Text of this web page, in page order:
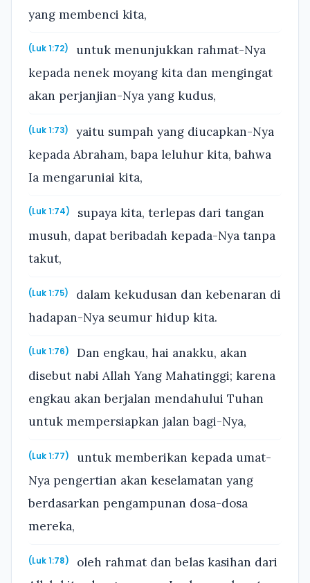
yang membenci kita,
(Luk 1:72)
untuk menunjukkan rahmat-Nya
kepada nenek moyang kita dan mengingat
akan perjanjian-Nya yang kudus,
(Luk 1:73)
yaitu sumpah yang diucapkan-Nya
kepada Abraham, bapa leluhur kita, bahwa
Ia mengaruniai kita,
(Luk 1:74)
supaya kita, terlepas dari tangan
musuh, dapat beribadah kepada-Nya tanpa
takut,
(Luk 1:75)
dalam kekudusan dan kebenaran di
hadapan-Nya seumur hidup kita.
(Luk 1:76)
Dan engkau, hai anakku, akan
disebut nabi Allah Yang Mahatinggi; karena
engkau akan berjalan mendahului Tuhan
untuk mempersiapkan jalan bagi-Nya,
(Luk 1:77)
untuk memberikan kepada umat-
Nya pengertian akan keselamatan yang
berdasarkan pengampunan dosa-dosa
mereka,
(Luk 1:78)
oleh rahmat dan belas kasihan dari